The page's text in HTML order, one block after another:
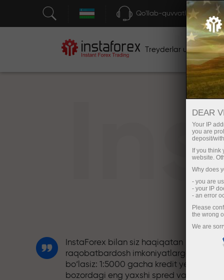
Qo'llab-quvvatlash
Treyderlar uchun
InstaForex bilan siz haqiqatan
raqobatbardosh imkoniyatlarga ega
bo‘lasiz: 1:5000 gacha kredit yelkasi,
bozordagi eng yaxshi spred va
DEAR
Your IP
you are
deposit/
If you
website.
Why does
- you are
- your IP
- an error
Please
the wrong
We are